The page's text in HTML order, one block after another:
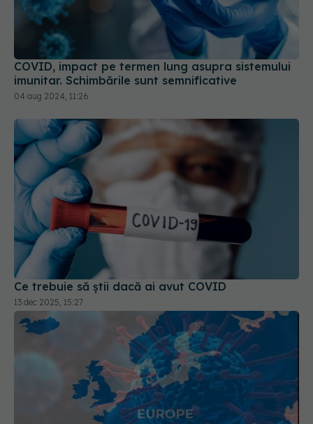
COVID, impact pe termen lung asupra sistemului
imunitar. Schimbările sunt semnificative
04 aug 2024, 11:26
Ce trebuie să știi dacă ai avut COVID
13 dec 2025, 15:27